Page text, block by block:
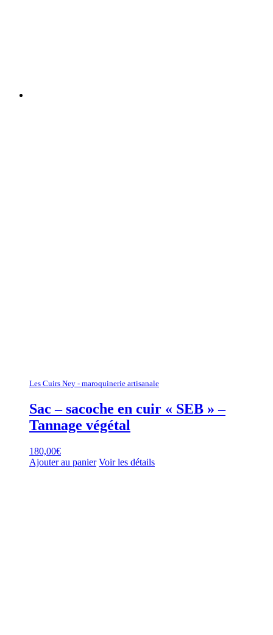
Les Cuirs Ney - maroquinerie artisanale
Sac – sacoche en cuir « SEB » –
Tannage végétal
180,00€
Ajouter au panier Voir les détails